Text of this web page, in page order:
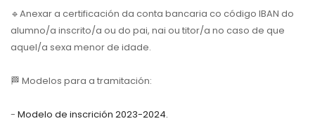
🔹Anexar a certificación da conta bancaria co código IBAN do
alumno/a inscrito/a ou do pai, nai ou titor/a no caso de que
aquel/a sexa menor de idade.
🏁 Modelos para a tramitación:
- Modelo de inscrición 2023-2024.